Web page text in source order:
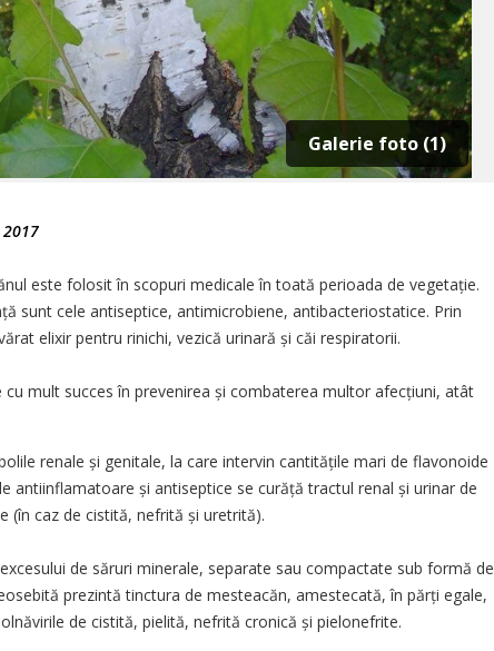
Galerie foto (1)
2017
este folosit în scopuri medicale în toată perioada de vegetație.
sunt cele antiseptice, antimicrobiene, antibacteriostatice. Prin
elixir pentru rinichi, vezică urinară și căi respiratorii.
mult succes în prevenirea și combaterea multor afecțiuni, atât
renale și genitale, la care intervin cantitățile mari de flavonoide
antiinflamatoare și antiseptice se curăță tractul renal și urinar de
(în caz de cistită, nefrită și uretrită).
de săruri minerale, separate sau compactate sub formă de
prezintă tinctura de mesteacăn, amestecată, în părți egale,
de cistită, pielită, nefrită cronică și pielonefrite.